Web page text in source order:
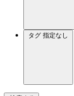
タグ 指定なし